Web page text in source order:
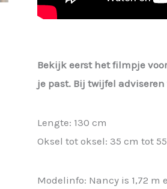
Bekijk eerst het filmpje
je past. Bij twijfel
Lengte: 130 cm
Oksel tot oksel: 35 cm tot
Modelinfo: Nancy is 1,72